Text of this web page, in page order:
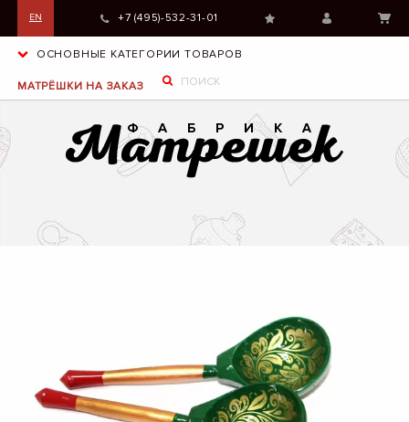
EN +7 (495)-532-31-01
ОСНОВНЫЕ КАТЕГОРИИ ТОВАРОВ
МАТРЁШКИ НА ЗАКАЗ